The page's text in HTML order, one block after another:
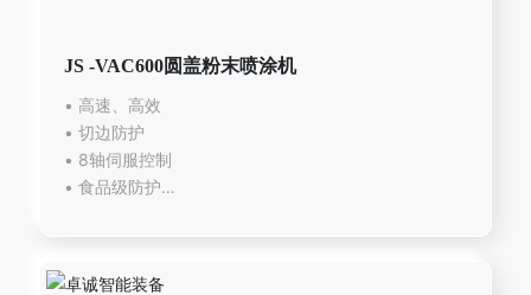
JS -VAC600圆盖粉末喷涂机
• 高速、高效
• 切边防护
• 8轴伺服控制
• 食品级防护